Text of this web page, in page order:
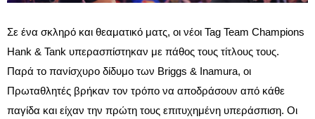
Σε ένα σκληρό και θεαματικό ματς, οι νέοι Tag Team Champions
Hank & Tank υπερασπίστηκαν με πάθος τους τίτλους τους.
Παρά το πανίσχυρο δίδυμο των Briggs & Inamura, οι
Πρωταθλητές βρήκαν τον τρόπο να αποδράσουν από κάθε
παγίδα και είχαν την πρώτη τους επιτυχημένη υπεράσπιση. Οι